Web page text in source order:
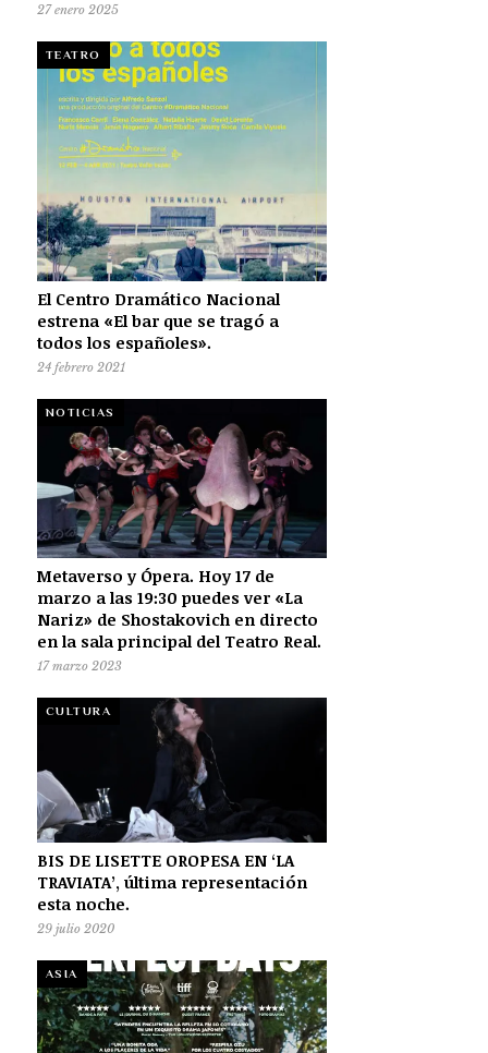
27 enero 2025
TEATRO
El Centro Dramático Nacional
estrena «El bar que se tragó a
todos los españoles».
24 febrero 2021
NOTICIAS
Metaverso y Ópera. Hoy 17 de
marzo a las 19:30 puedes ver «La
Nariz» de Shostakovich en directo
en la sala principal del Teatro Real.
17 marzo 2023
CULTURA
BIS DE LISETTE OROPESA EN ‘LA
TRAVIATA’, última representación
esta noche.
29 julio 2020
ASIA